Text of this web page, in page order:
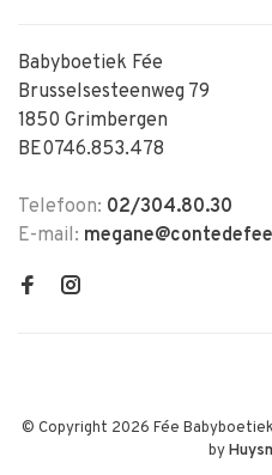
Babyboetiek Fée
Brusselsesteenweg 79
1850 Grimbergen
BE0746.853.478
Telefoon: 02/304.80.30
E-mail:
© Copyright 2026 Fée Babyboetiek
by